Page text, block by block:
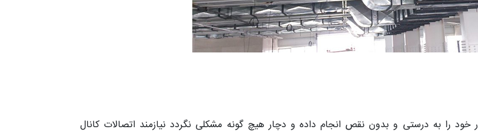
را به درستی و بدون نقص انجام داده و دچار هیچ گونه مشکلی نگردد نیازمند اتصالات کانال